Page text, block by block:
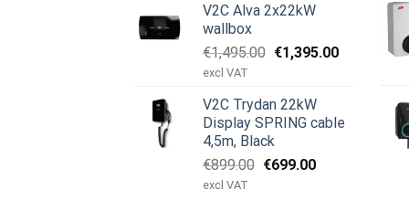
€699.00.
V2C Alva 2x22kW
wallbox
€1,495.00 Первоначальная
€1,495.00.
€1,395.00Текущая
excl VAT
V2C Trydan 22kW
Display SPRING cable
4,5m, Black
€899.00 Первоначальная
€699.00Текущая
excl VAT